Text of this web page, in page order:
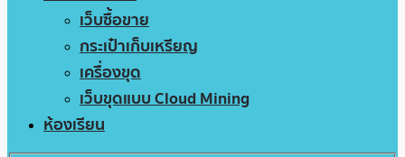
เว็บซื้อขาย
กระเป๋าเก็บเหรียญ
เครื่องขุด
เว็บขุดแบบ Cloud Mining
ห้องเรียน